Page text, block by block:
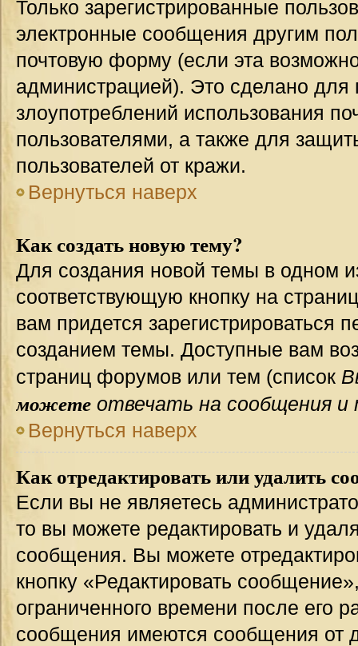
Только зарегистрированные
электронные сообщения другим
почтовую форму (если эта
администрацией). Это сделано для
злоупотреблений использования
пользователями, а также для
пользователей от кражи.
Вернуться наверх
Как создать новую тему?
Для создания новой темы в одном
соответствующую кнопку на
вам придется зарегистрироваться
созданием темы. Доступные вам
страниц форумов или тем (список
можете отвечать на сообщения и
Вернуться наверх
Как отредактировать или удалить
Если вы не являетесь
то вы можете редактировать и
сообщения. Вы можете
кнопку «Редактировать
ограниченного времени после его
сообщения имеются сообщения от